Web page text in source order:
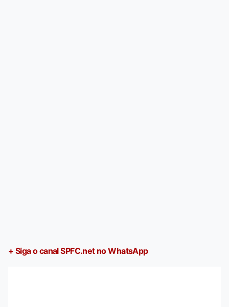
+ Siga o canal SPFC.net no WhatsApp